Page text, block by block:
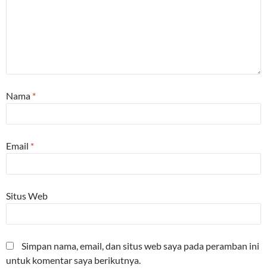
Nama *
Email *
Situs Web
Simpan nama, email, dan situs web saya pada peramban ini
untuk komentar saya berikutnya.